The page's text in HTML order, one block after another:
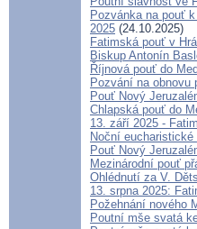
Pozvánka na pouť
2025 (24.10.2025)
Fatimská pouť v
Biskup Antonín
Říjnová pouť do
Pozvání na obnovu
Pouť Nový
Chlapská pouť do
13. září 2025 -
Noční
Pouť Nový
Mezinárodní pouť
Ohlédnutí za V.
13. srpna 2025:
Požehnání nového
Poutní mše svatá